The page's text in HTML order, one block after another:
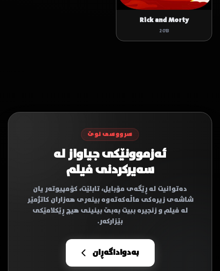
Rick and Morty
2013
سرووسی نوێ
ئەزموونێکی جیاواز لە
سەیرکردنی فیلم
دەتوانیت لە ڕێگەی مۆبایل، تابلێت، کۆمپیوتەر یان
شاشەی زیرەکی ماڵەکەتەوە بینەری هەزاران کاتژمێر
لە فیلم و زنجیرە ببیت بەبێ بینینی هیچ ڕێکلامێکی
بێزارکەر.
بەدواداگەڕان